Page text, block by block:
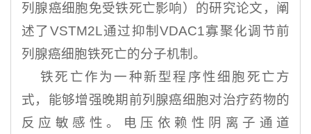
列腺癌细胞免受铁死亡影响）的研究论文，阐
述了VSTM2L通过抑制VDAC1寡聚化调节前
列腺癌细胞铁死亡的分子机制。
铁死亡作为一种新型程序性细胞死亡方
式，能够增强晚期前列腺癌细胞对治疗药物的
反应敏感性。电压依赖性阴离子通道